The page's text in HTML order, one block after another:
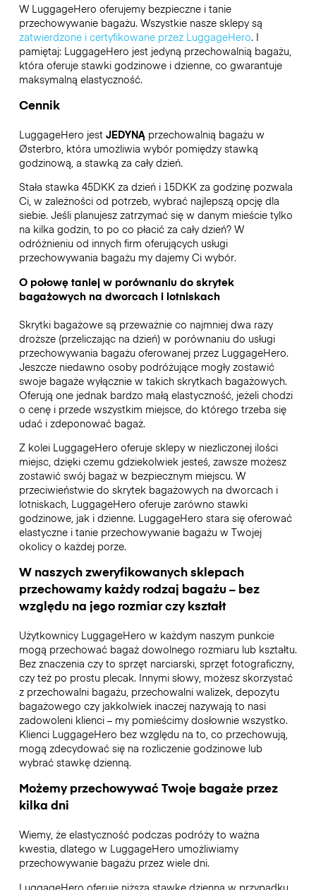
W LuggageHero oferujemy bezpieczne i tanie
przechowywanie bagażu. Wszystkie nasze sklepy są
zatwierdzone i certyfikowane przez LuggageHero. I
pamiętaj: LuggageHero jest jedyną przechowalnią bagażu,
która oferuje stawki godzinowe i dzienne, co gwarantuje
maksymalną elastyczność.
Cennik
LuggageHero jest JEDYNĄprzechowalnią bagażu w
Østerbro, która umożliwia wybór pomiędzy stawką
godzinową, a stawką za cały dzień.
Stała stawka 45DKK za dzień i 15DKK za godzinę pozwala
Ci, w zależności od potrzeb, wybrać najlepszą opcję dla
siebie. Jeśli planujesz zatrzymać się w danym mieście tylko
na kilka godzin, to po co płacić za cały dzień? W
odróżnieniu od innych firm oferujących usługi
przechowywania bagażu my dajemy Ci wybór.
O połowę taniej w porównaniu do skrytek
bagażowych na dworcach i lotniskach
Skrytki bagażowe są przeważnie co najmniej dwa razy
droższe (przeliczając na dzień) w porównaniu do usługi
przechowywania bagażu oferowanej przez LuggageHero.
Jeszcze niedawno osoby podróżujące mogły zostawić
swoje bagaże wyłącznie w takich skrytkach bagażowych.
Oferują one jednak bardzo małą elastyczność, jeżeli chodzi
o cenę i przede wszystkim miejsce, do którego trzeba się
udać i zdeponować bagaż.
Z kolei LuggageHero oferuje sklepy w niezliczonej ilości
miejsc, dzięki czemu gdziekolwiek jesteś, zawsze możesz
zostawić swój bagaż w bezpiecznym miejscu. W
przeciwieństwie do skrytek bagażowych na dworcach i
lotniskach, LuggageHero oferuje zarówno stawki
godzinowe, jak i dzienne. LuggageHero stara się oferować
elastyczne i tanie przechowywanie bagażu w Twojej
okolicy o każdej porze.
W naszych zweryfikowanych sklepach
przechowamy każdy rodzaj bagażu – bez
względu na jego rozmiar czy kształt
Użytkownicy LuggageHero w każdym naszym punkcie
mogą przechować bagaż dowolnego rozmiaru lub kształtu.
Bez znaczenia czy to sprzęt narciarski, sprzęt fotograficzny,
czy też po prostu plecak. Innymi słowy, możesz skorzystać
z przechowalni bagażu, przechowalni walizek, depozytu
bagażowego czy jakkolwiek inaczej nazywają to nasi
zadowoleni klienci – my pomieścimy dosłownie wszystko.
Klienci LuggageHero bez względu na to, co przechowują,
mogą zdecydować się na rozliczenie godzinowe lub
wybrać stawkę dzienną.
Możemy przechowywać Twoje bagaże przez
kilka dni
Wiemy, że elastyczność podczas podróży to ważna
kwestia, dlatego w LuggageHero umożliwiamy
przechowywanie bagażu przez wiele dni.
LuggageHero oferuje niższą stawkę dzienną w przypadku